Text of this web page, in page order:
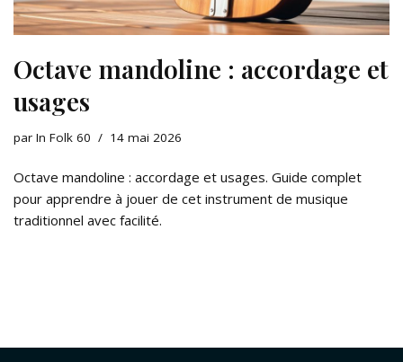
Octave mandoline : accordage et
usages
par In Folk 60 14 mai 2026
Octave mandoline : accordage et usages. Guide complet
pour apprendre à jouer de cet instrument de musique
traditionnel avec facilité.